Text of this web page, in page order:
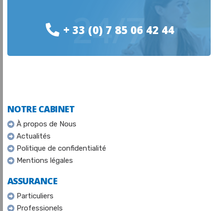
+ 33 (0) 7 85 06 42 44
24/7
NOTRE CABINET
À propos de Nous
Actualités
Politique de confidentialité
Mentions légales
ASSURANCE
Particuliers
Professionels